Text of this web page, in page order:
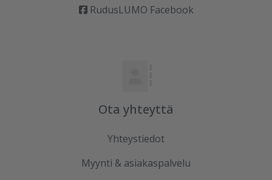
RudusLUMO Facebook
Ota yhteyttä
Yhteystiedot
Myynti & asiakaspalvelu